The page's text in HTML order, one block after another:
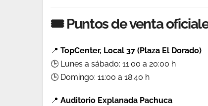
🎟️ Puntos de venta
📍 TopCenter, Local 37 (Plaza El Dorado)
🕒 Lunes a sábado: 11:00 a 20:00 h
🕒 Domingo: 11:00 a 18:40 h
📍 Auditorio Explanada Pachuca